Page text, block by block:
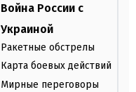
Война России с
Украиной
Ракетные обстрелы
Карта боевых действий
Мирные переговоры